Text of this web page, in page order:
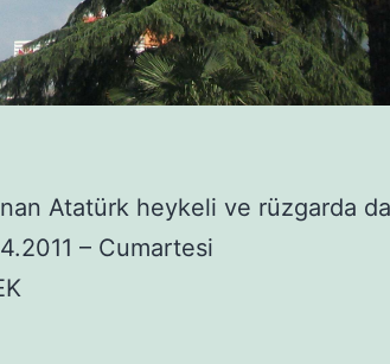
Atatürk heykeli ve rüzgarda
– Cumartesi